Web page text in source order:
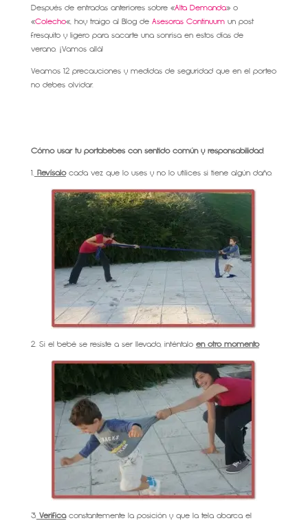
Después de entradas anteriores sobre «Alta Demanda» o
«Colecho«, hoy traigo al Blog de Asesoras Continuumun post
fresquito y ligero para sacarte una sonrisa en estos días de
verano. ¡Vamos allá!
Veamos 12 precauciones y medidas de seguridad que en el porteo
no debes olvidar.
Cómo usar tu portabebés con sentido común y responsabilidad.
1.Revísalocada vez que lo uses y no lo utilices si tiene algún daño.
2. Si el bebé se resiste a ser llevado, inténtalo en otro momento
3.Verificaconstantemente la posición y que la tela abarca el